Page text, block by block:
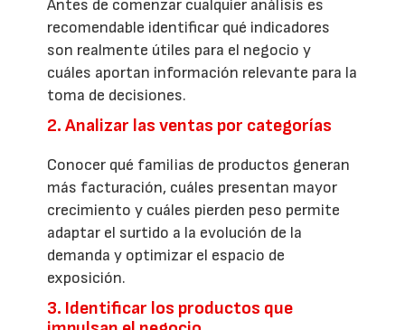
Antes de comenzar cualquier análisis es
recomendable identificar qué indicadores
son realmente útiles para el negocio y
cuáles aportan información relevante para la
toma de decisiones.
2. Analizar las ventas por categorías
Conocer qué familias de productos generan
más facturación, cuáles presentan mayor
crecimiento y cuáles pierden peso permite
adaptar el surtido a la evolución de la
demanda y optimizar el espacio de
exposición.
3. Identificar los productos que